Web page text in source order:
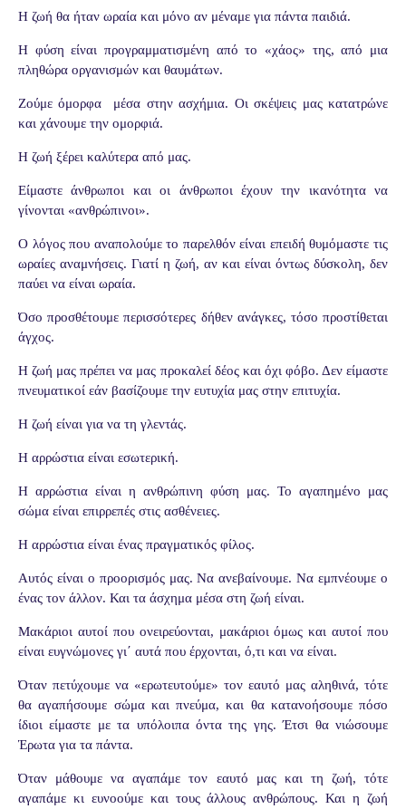
Η ζωή θα ήταν ωραία και μόνο αν μέναμε για πάντα παιδιά.
Η φύση είναι προγραμματισμένη από το «χάος» της, από μια
πληθώρα οργανισμών και θαυμάτων.
Ζούμε όμορφα
μέσα στην ασχήμια. Οι σκέψεις μας κατατρώνε
και χάνουμε την ομορφιά.
Η ζωή ξέρει καλύτερα από μας.
Είμαστε άνθρωποι και οι άνθρωποι έχουν την ικανότητα να
γίνονται «ανθρώπινοι».
Ο λόγος που αναπολούμε το παρελθόν είναι επειδή θυμόμαστε τις
ωραίες αναμνήσεις. Γιατί η ζωή, αν και είναι όντως δύσκολη, δεν
παύει να είναι ωραία.
Όσο προσθέτουμε περισσότερες δήθεν ανάγκες, τόσο προστίθεται
άγχος.
Η ζωή μας πρέπει να μας προκαλεί δέος και όχι φόβο. Δεν είμαστε
πνευματικοί εάν βασίζουμε την ευτυχία μας στην επιτυχία.
Η ζωή είναι για να τη γλεντάς.
Η αρρώστια είναι εσωτερική.
Η αρρώστια είναι η ανθρώπινη φύση μας. Το αγαπημένο μας
σώμα είναι επιρρεπές στις ασθένειες.
Η αρρώστια είναι ένας πραγματικός φίλος.
Αυτός είναι ο προορισμός μας. Να ανεβαίνουμε. Να εμπνέουμε ο
ένας τον άλλον. Και τα άσχημα μέσα στη ζωή είναι.
Μακάριοι αυτοί που ονειρεύονται, μακάριοι όμως και αυτοί που
είναι ευγνώμονες γι΄ αυτά που έρχονται, ό,τι και να είναι.
Όταν πετύχουμε να «ερωτευτούμε» τον εαυτό μας αληθινά, τότε
θα αγαπήσουμε σώμα και πνεύμα, και θα κατανοήσουμε πόσο
ίδιοι είμαστε με τα υπόλοιπα όντα της γης. Έτσι θα νιώσουμε
Έρωτα για τα πάντα.
Όταν μάθουμε να αγαπάμε τον εαυτό μας και τη ζωή, τότε
αγαπάμε κι ευνοούμε και τους άλλους ανθρώπους. Και η ζωή